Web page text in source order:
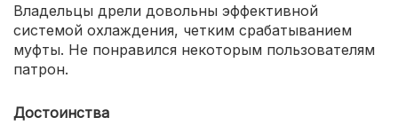
Владельцы дрели довольны эффективной
системой охлаждения, четким срабатыванием
муфты. Не понравился некоторым пользователям
патрон.
Достоинства